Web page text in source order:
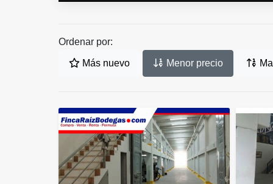
Ordenar por:
Más nuevo Menor precio